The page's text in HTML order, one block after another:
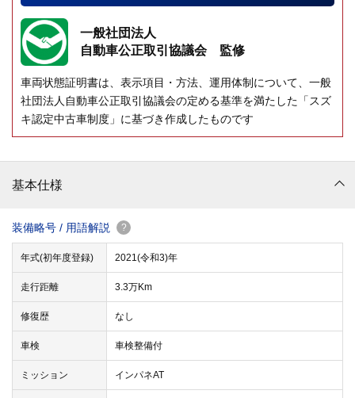
一般社団法人
自動車公正取引協議会 監修
車両状態証明書は、表示項目・方法、運用体制について、一般
社団法人自動車公正取引協議会の定める基準を満たした「スズ
キ認定中古車制度」に基づき作成したものです
基本仕様
装備略号 / 用語解説 ?
年式(初年度登録) 2021(令和3)年
走行距離 3.3万Km
修復歴 なし
車検 車検整備付
ミッション インパネAT